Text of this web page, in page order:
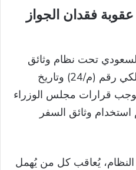
عقوبة فقدان الجواز
تحت نظام وثائق
السفر الصادر بالمرسوم الملكي رقم (م/24) وتاريخ
بموجب قرارات مجلس الوزراء
وثائق السفر
يُعاقب كل من يُهمل